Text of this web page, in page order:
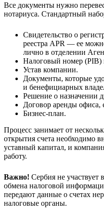
Все документы нужно
нотариуса. Стандартный
Свидетельство о
реестра APR — ее
лично в отделении
Налоговый номер (PIB)
Устав компании.
Документы, которые
и бенефициарных
Решение о назначении
Договор аренды офиса,
Бизнес-план.
Процесс занимает от
открытия счета необходимо
уставный капитал, и
работу.
Важно! Сербия не участвует
обмена налоговой
передают данные о счетах
налоговые органы.